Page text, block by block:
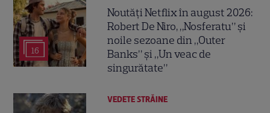
16
Noutăți Netflix în august 2026:
Robert De Niro, „Nosferatu” și
noile sezoane din „Outer
Banks” și „Un veac de
singurătate”
VEDETE STRĂINE